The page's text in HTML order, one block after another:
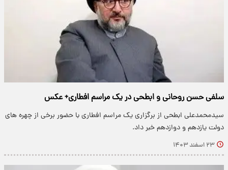
سلفی حسن روحانی و ابطحی در یک مراسم افطاری+ عکس
سیدمحمدعلی ابطحی از برگزاری یک مراسم افطاری با حضور برخی از چهره های
دولت یازدهم و دوازدهم خبر داد.
۲۳ اسفند ۱۴۰۳